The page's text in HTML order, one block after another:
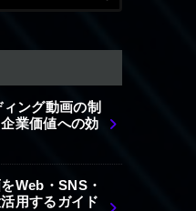
ング動画の制
業価値への効
Web・SNS・
用するガイド